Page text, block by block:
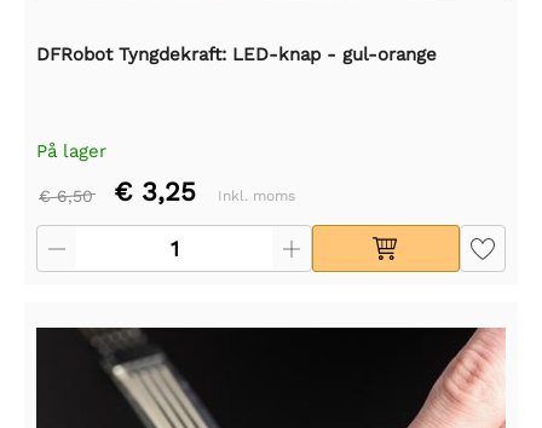
DFRobot Tyngdekraft: LED-knap - gul-orange
På lager
€ 6,50 € 3,25 Inkl. moms